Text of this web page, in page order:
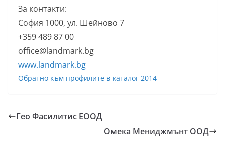
За контакти:
София 1000, ул. Шейново 7
+359 489 87 00
office@landmark.bg
www.landmark.bg
Обратно към профилите в каталог 2014
Гео Фасилитис ЕООД
Омека Мениджмънт ООД